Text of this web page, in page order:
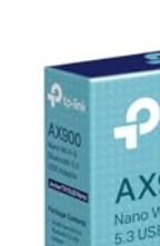
et 7, compatible
Installation
besoin de
Design compact
seulement 30
Caractéristiques
Vitesse